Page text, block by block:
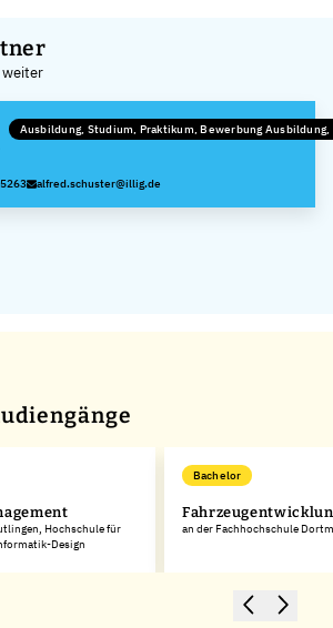
weiter
Ausbildung, Studium, Praktikum, Bewerbung
alfred.schuster@illig.de
Hochschule für
Design
Bachelor
an der Fachhochschule